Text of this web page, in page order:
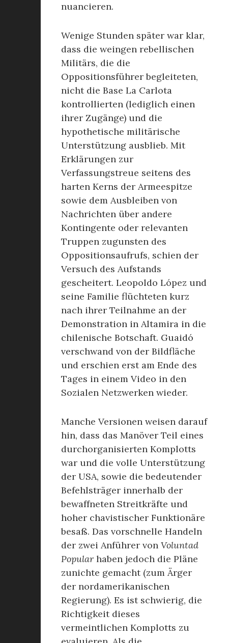
nuancieren.
Wenige Stunden später war klar,
dass die weingen rebellischen
Militärs, die die
Oppositionsführer begleiteten,
nicht die Base La Carlota
kontrollierten (lediglich einen
ihrer Zugänge) und die
hypothetische militärische
Unterstützung ausblieb. Mit
Erklärungen zur
Verfassungstreue seitens des
harten Kerns der Armeespitze
sowie dem Ausbleiben von
Nachrichten über andere
Kontingente oder relevanten
Truppen zugunsten des
Oppositionsaufrufs, schien der
Versuch des Aufstands
gescheitert. Leopoldo López und
seine Familie flüchteten kurz
nach ihrer Teilnahme an der
Demonstration in Altamira in die
chilenische Botschaft. Guaidó
verschwand von der Bildfläche
und erschien erst am Ende des
Tages in einem Video in den
Sozialen Netzwerken wieder.
Manche Versionen weisen darauf
hin, dass das Manöver Teil eines
durchorganisierten Komplotts
war und die volle Unterstützung
der USA, sowie die bedeutender
Befehlsträger innerhalb der
bewaffneten Streitkräfte und
hoher chavistischer Funktionäre
besaß. Das vorschnelle Handeln
der zwei Anführer von Voluntad
Popular haben jedoch die Pläne
zunichte gemacht (zum Ärger
der nordamerikanischen
Regierung). Es ist schwierig, die
Richtigkeit dieses
vermeintlichen Komplotts zu